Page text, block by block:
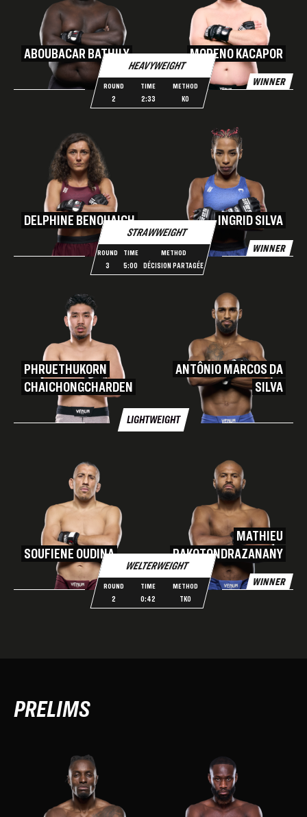
HEAVYWEIGHT
ROUND
2
TIME
2:33
METHOD
KO
ABOUBACAR BATHILY MORENO KACAPOR
WINNER
STRAWWEIGHT
ROUND
3
TIME
5:00
METHOD
DÉCISION PARTAGÉE
DELPHINE BENOUAICH INGRID SILVA
WINNER
LIGHTWEIGHT
PHRUETHUKORN
CHAICHONGCHARDEN
ANTÔNIO MARCOS DA
SILVA
WELTERWEIGHT
ROUND
2
TIME
0:42
METHOD
TKO
SOUFIENE OUDINA
MATHIEU
RAKOTONDRAZANANY
WINNER
PRELIMS